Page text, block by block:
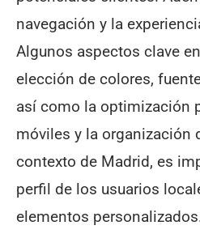
navegación y la
Algunos aspectos clave
elección de colores,
así como la optimización
móviles y la organización
contexto de Madrid, es
perfil de los usuarios
elementos